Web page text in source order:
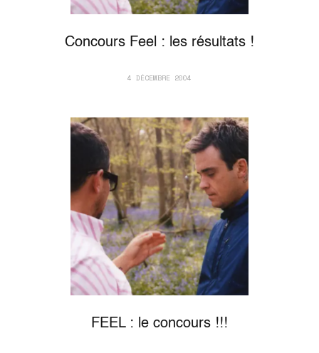
Concours Feel : les résultats !
4 DÉCEMBRE 2004
FEEL : le concours !!!